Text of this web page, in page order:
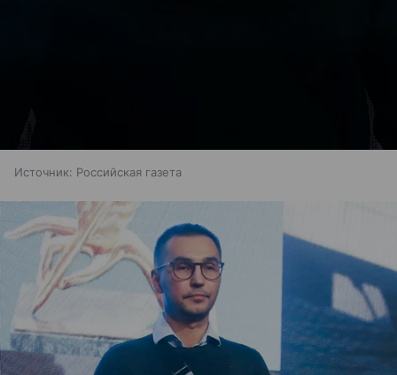
Источник: Российская газета